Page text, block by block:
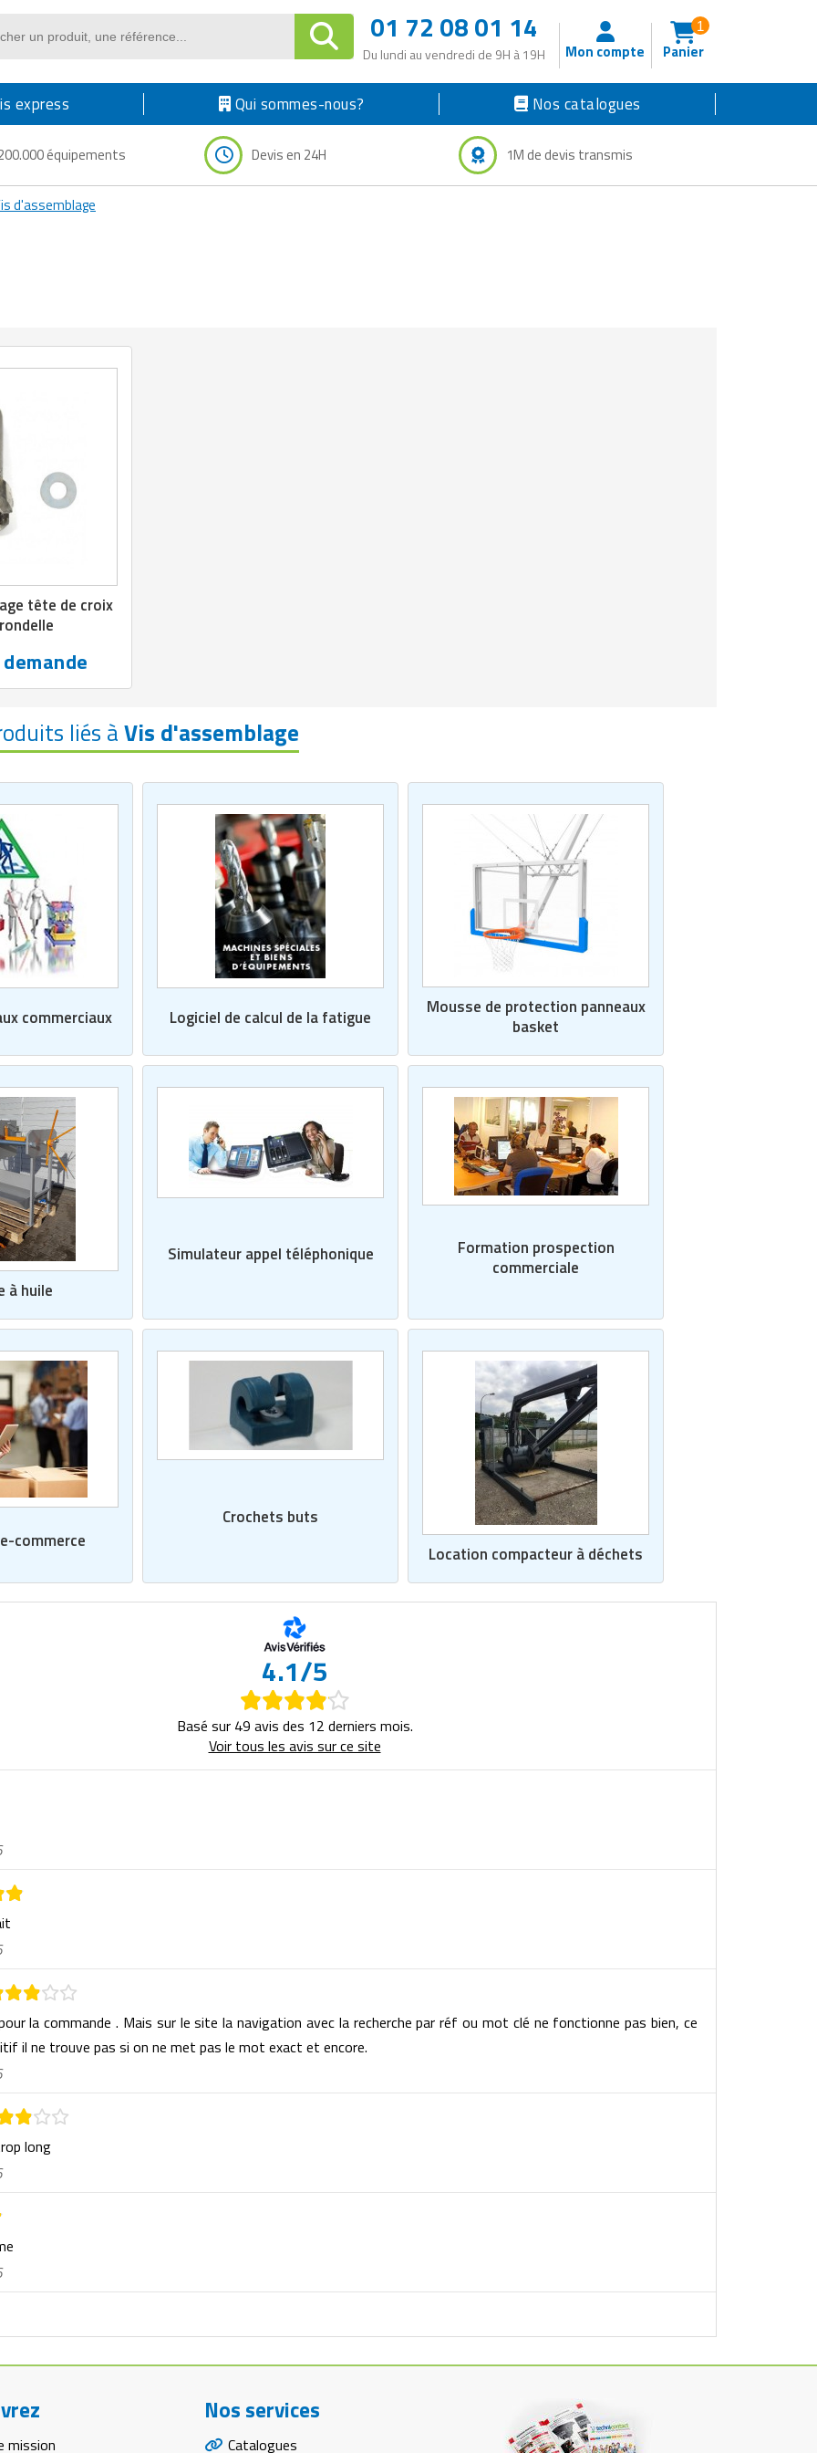
01 72 08 01 14
Du lundi au vendredi de 9H à 19H Mon compte Panier
1
express Qui sommes-nous? Nos catalogues
équipements Devis en 24H 1M de devis transmis
d'assemblage
tête de croix
liés àVis d'assemblage
commerciaux Logiciel de calcul de la fatigue
Mousse de protection panneaux
basket
à huile
Simulateur appel téléphonique
Formation prospection
commerciale
commerce
Crochets buts
Location compacteur à déchets
4.1/5
Basé sur 49 avis des 12 derniers mois.
Voir tous les avis sur ce site
la commande . Mais sur le site la navigation avec la recherche par réf ou mot clé ne fonctionne pas bien, ce
il ne trouve pas si on ne met pas le mot exact et encore.
long
mission
Nos services
Catalogues